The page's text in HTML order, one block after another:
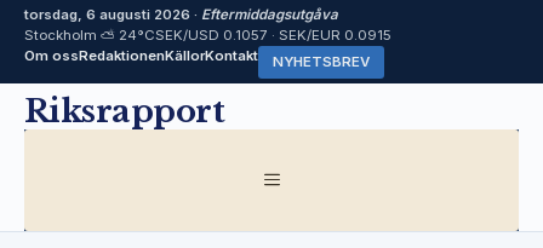
torsdag, 6 augusti 2026 · Eftermiddagsutgåva
Stockholm ⛅ 24°CSEK/USD 0.1057 · SEK/EUR 0.0915
Om ossRedaktionenKällorKontakt NYHETSBREV
HoppaRiksrapport
MENY